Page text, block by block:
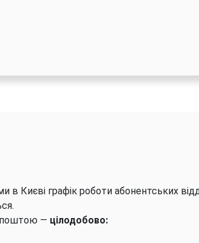
в Києві графік роботи абонентських
поштою — цілодобово: